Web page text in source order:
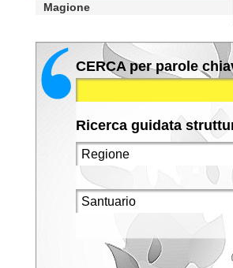
Magione
CERCA per parole
Ricerca guidata